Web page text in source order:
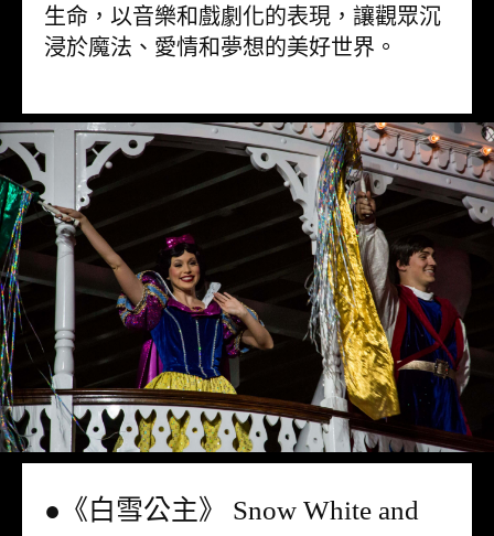
生命，以音樂和戲劇化的表現，讓觀眾沉
浸於魔法、愛情和夢想的美好世界。
●《白雪公主》 Snow White and